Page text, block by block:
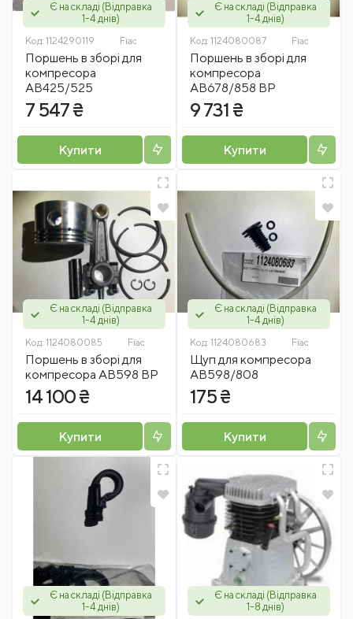
Є на складі (Відправка
1-4 днів)
Код: 1124290119 Fiac
Поршень в зборі для
компресора
АВ425/525
7 547 ₴
Купити
Є на складі (Відправка
1-4 днів)
Код: 1124080087 Fiac
Поршень в зборі для
компресора
АВ678/858 ВР
9 731 ₴
Купити
Є на складі (Відправка
1-4 днів)
Код: 1124080085 Fiac
Поршень в зборі для
компресора АВ598 ВР
14 100 ₴
Купити
Є на складі (Відправка
1-4 днів)
Код: 1124080683 Fiac
Щуп для компресора
АВ598/808
175 ₴
Купити
Є на складі (Відправка
1-4 днів)
Є на складі (Відправка
1-8 днів)